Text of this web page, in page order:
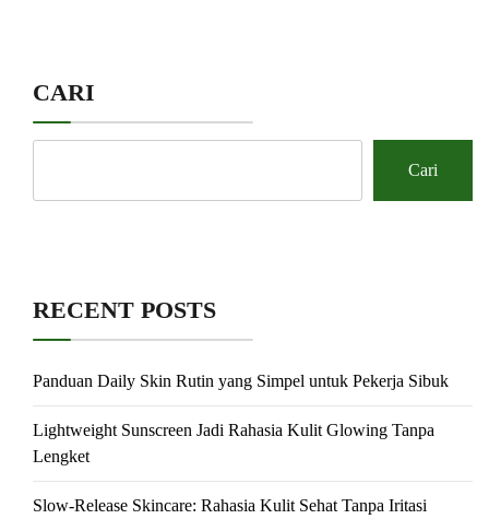
CARI
Cari
RECENT POSTS
Panduan Daily Skin Rutin yang Simpel untuk Pekerja Sibuk
Lightweight Sunscreen Jadi Rahasia Kulit Glowing Tanpa
Lengket
Slow-Release Skincare: Rahasia Kulit Sehat Tanpa Iritasi